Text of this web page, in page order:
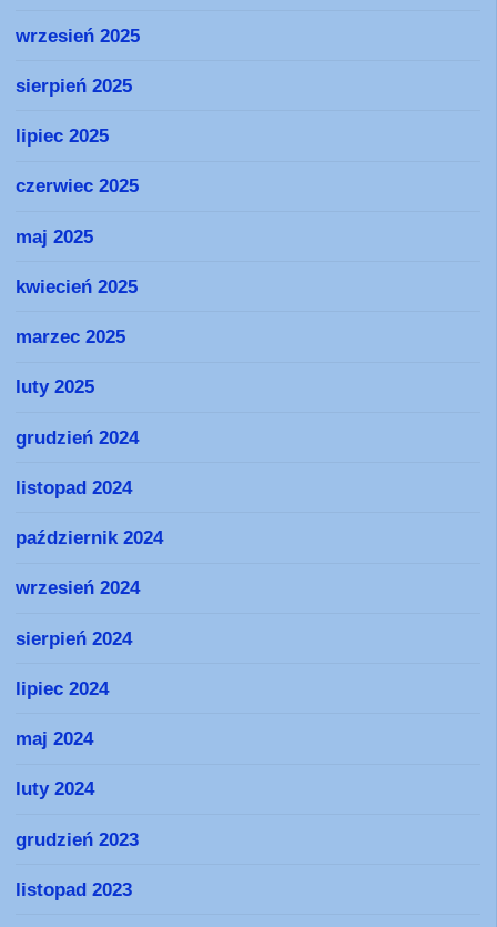
wrzesień 2025
sierpień 2025
lipiec 2025
czerwiec 2025
maj 2025
kwiecień 2025
marzec 2025
luty 2025
grudzień 2024
listopad 2024
październik 2024
wrzesień 2024
sierpień 2024
lipiec 2024
maj 2024
luty 2024
grudzień 2023
listopad 2023